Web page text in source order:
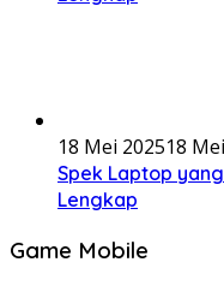
18 Mei 202518
Spek Laptop
Lengkap
Game Mobile